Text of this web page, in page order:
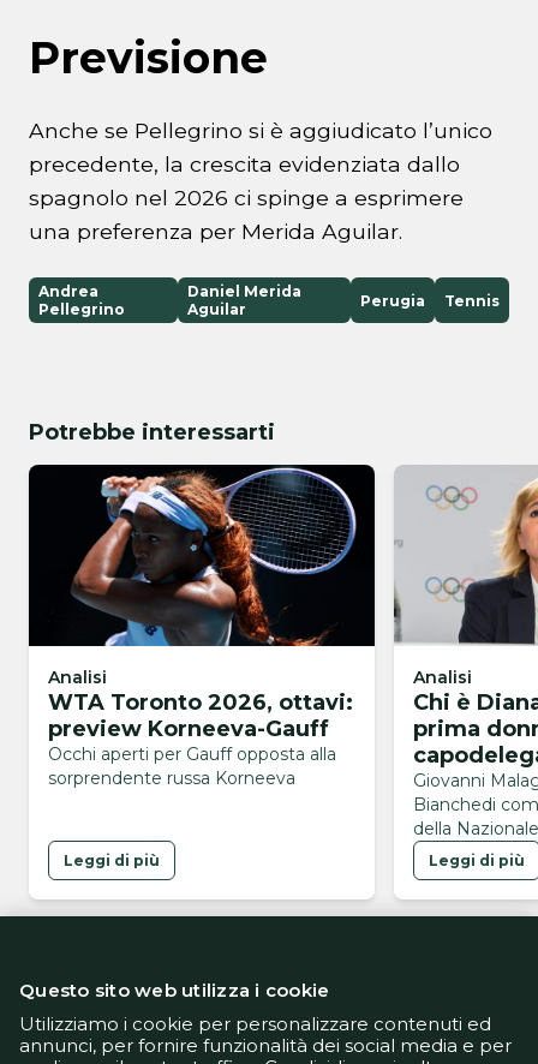
Previsione
Anche se Pellegrino si è aggiudicato l’unico
precedente, la crescita evidenziata dallo
spagnolo nel 2026 ci spinge a esprimere
una preferenza per Merida Aguilar.
Andrea
Pellegrino
Daniel Merida
Aguilar
Perugia Tennis
Potrebbe interessarti
Analisi
WTA Toronto 2026, ottavi:
preview Korneeva-Gauff
Occhi aperti per Gauff opposta alla
sorprendente russa Korneeva
Leggi di più
Analisi
Chi è
prima
Nazionale
Giovanni
Bianchedi
della
a ricoprire
Leggi di più
Questo sito web utilizza i cookie
Utilizziamo i cookie per personalizzare contenuti ed
annunci, per fornire funzionalità dei social media e per